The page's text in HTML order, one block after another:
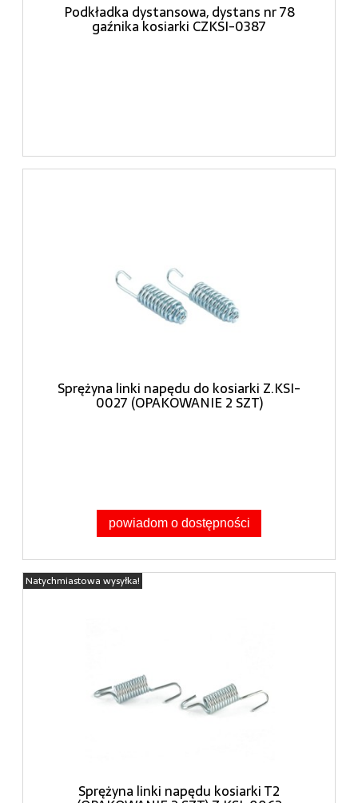
Podkładka dystansowa, dystans nr 78
gaźnika kosiarki CZKSI-0387
Sprężyna linki napędu do kosiarki Z.KSI-
0027 (OPAKOWANIE 2 SZT)
powiadom o dostępności
Sprężyna linki napędu kosiarki T2
Natychmiastowa wysyłka!